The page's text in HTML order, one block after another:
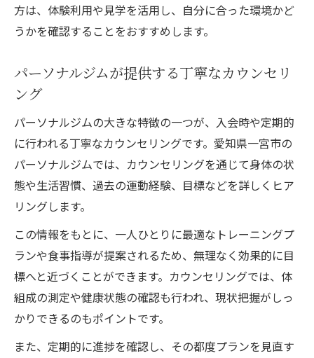
方は、体験利用や見学を活用し、自分に合った環境かど
うかを確認することをおすすめします。
パーソナルジムが提供する丁寧なカウンセリ
ング
パーソナルジムの大きな特徴の一つが、入会時や定期的
に行われる丁寧なカウンセリングです。愛知県一宮市の
パーソナルジムでは、カウンセリングを通じて身体の状
態や生活習慣、過去の運動経験、目標などを詳しくヒア
リングします。
この情報をもとに、一人ひとりに最適なトレーニングプ
ランや食事指導が提案されるため、無理なく効果的に目
標へと近づくことができます。カウンセリングでは、体
組成の測定や健康状態の確認も行われ、現状把握がしっ
かりできるのもポイントです。
また、定期的に進捗を確認し、その都度プランを見直す